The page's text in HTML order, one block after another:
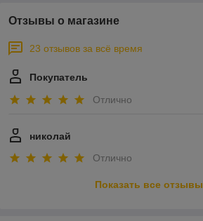
Отзывы о магазине
23 отзывов за всё время
Покупатель
Отлично
николай
Отлично
Показать все отзывы